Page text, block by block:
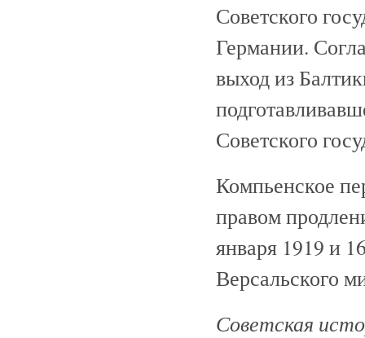
Советского
Германии.
выход из
Советского
Компьенское
правом
января 1919 и
Версальского
Советская